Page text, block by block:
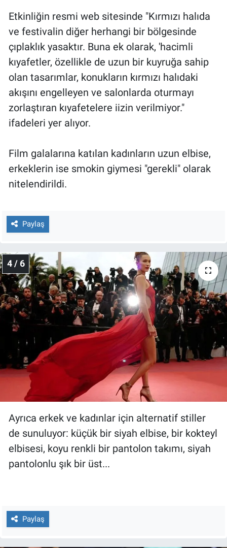
Etkinliğin resmi web sitesinde "Kırmızı halıda
ve festivalin diğer herhangi bir bölgesinde
çıplaklık yasaktır. Buna ek olarak, 'hacimli
kıyafetler, özellikle de uzun bir kuyruğa sahip
olan tasarımlar, konukların kırmızı halıdaki
akışını engelleyen ve salonlarda oturmayı
zorlaştıran kıyafetelere iizin verilmiyor."
ifadeleri yer alıyor.
Film galalarına katılan kadınların uzun elbise,
erkeklerin ise smokin giymesi "gerekli" olarak
nitelendirildi.
Paylaş
4 / 6
Ayrıca erkek ve kadınlar için alternatif stiller
de sunuluyor: küçük bir siyah elbise, bir kokteyl
elbisesi, koyu renkli bir pantolon takımı, siyah
pantolonlu şık bir üst...
Paylaş